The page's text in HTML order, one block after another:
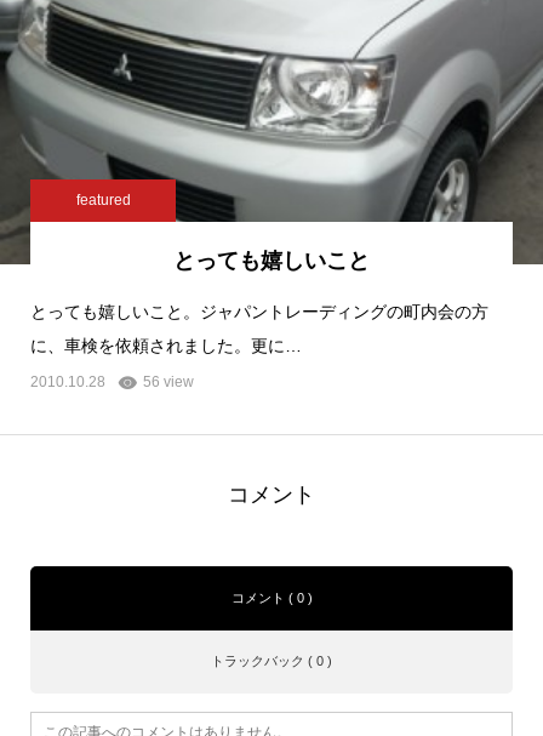
featured
とっても嬉しいこと
とっても嬉しいこと。ジャパントレーディングの町内会の方
に、車検を依頼されました。更に…
2010.10.28 56 view
コメント
コメント ( 0 )
トラックバック ( 0 )
この記事へのコメントはありません。